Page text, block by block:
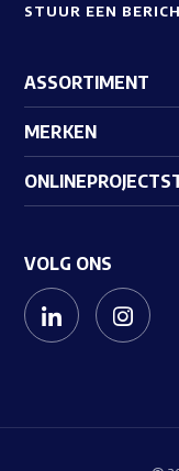
STUUR EEN
ASSORTIMENT
MERKEN
VOLG ONS